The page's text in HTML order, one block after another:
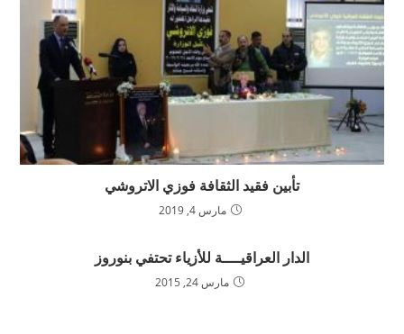
تأبين فقيد الثقافة فوزي الاتروشي
مارس 4, 2019
الدار العراقيــــة للأزياء تحتفي بنوروز
مارس 24, 2015